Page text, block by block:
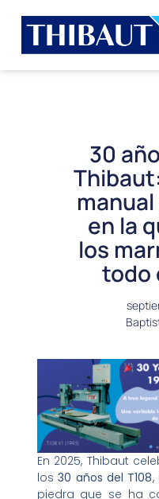
30
en la
los
todo
En 2025, Thibaut
los30 años del T108,
piedra que se ha